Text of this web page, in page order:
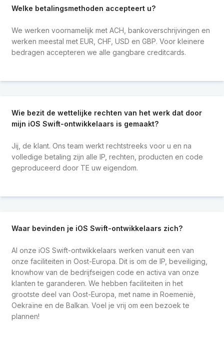
Welke betalingsmethoden accepteert u?
We werken voornamelijk met ACH, bankoverschrijvingen en
werken meestal met EUR, CHF, USD en GBP. Voor kleinere
bedragen accepteren we alle gangbare creditcards.
Wie bezit de wettelijke rechten van het werk dat door
mijn iOS Swift-ontwikkelaars is gemaakt?
Jij, de klant. Ons team werkt rechtstreeks voor u en na
volledige betaling zijn alle IP, rechten, producten en code
geproduceerd door TE uw eigendom.
Waar bevinden je iOS Swift-ontwikkelaars zich?
Al onze iOS Swift-ontwikkelaars werken vanuit een van
onze faciliteiten in Oost-Europa. Dit is om de IP, beveiliging,
knowhow van de bedrijfseigen code en activa van onze
klanten te garanderen. We hebben faciliteiten in het
grootste deel van Oost-Europa, met name in Roemenië,
Oekraïne en de Balkan. Voel je vrij om een bezoek te
plannen!